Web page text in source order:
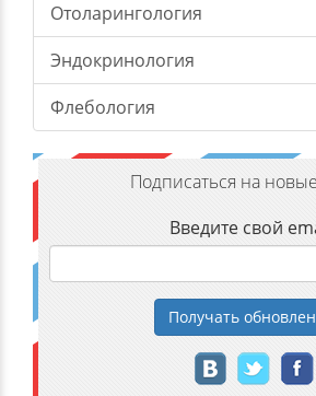
Отоларингология
Эндокринология
Флебология
Подписаться на
Введите свой
Получать